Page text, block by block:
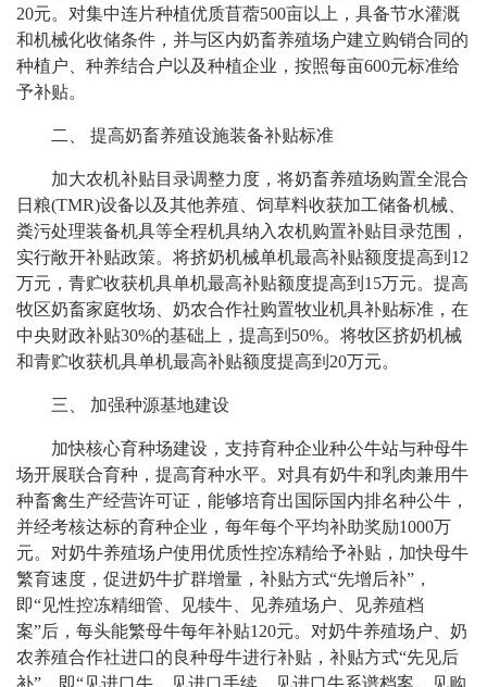
20元。对集中连片种植优质苜蓿500亩以上，具备节水灌溉
和机械化收储条件，并与区内奶畜养殖场户建立购销合同的
种植户、种养结合户以及种植企业，按照每亩600元标准给
予补贴。
二、 提高奶畜养殖设施装备补贴标准
加大农机补贴目录调整力度，将奶畜养殖场购置全混合
日粮(TMR)设备以及其他养殖、饲草料收获加工储备机械、
粪污处理装备机具等全程机具纳入农机购置补贴目录范围，
实行敞开补贴政策。将挤奶机械单机最高补贴额度提高到12
万元，青贮收获机具单机最高补贴额度提高到15万元。提高
牧区奶畜家庭牧场、奶农合作社购置牧业机具补贴标准，在
中央财政补贴30%的基础上，提高到50%。将牧区挤奶机械
和青贮收获机具单机最高补贴额度提高到20万元。
三、 加强种源基地建设
加快核心育种场建设，支持育种企业种公牛站与种母牛
场开展联合育种，提高育种水平。对具有奶牛和乳肉兼用牛
种畜禽生产经营许可证，能够培育出国际国内排名种公牛，
并经考核达标的育种企业，每年每个平均补助奖励1000万
元。对奶牛养殖场户使用优质性控冻精给予补贴，加快母牛
繁育速度，促进奶牛扩群增量，补贴方式“先增后补”，
即“见性控冻精细管、见犊牛、见养殖场户、见养殖档
案”后，每头能繁母牛每年补贴120元。对奶牛养殖场户、奶
农养殖合作社进口的良种母牛进行补贴，补贴方式“先见后
补”，即“见进口牛、见进口手续、见进口牛系谱档案、见购